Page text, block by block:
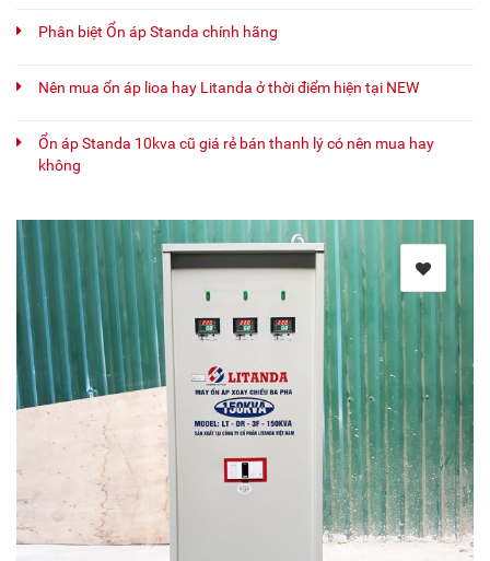
Phân biệt Ổn áp Standa chính hãng
Nên mua ổn áp lioa hay Litanda ở thời điểm hiện tại NEW
Ổn áp Standa 10kva cũ giá rẻ bán thanh lý có nên mua hay
không